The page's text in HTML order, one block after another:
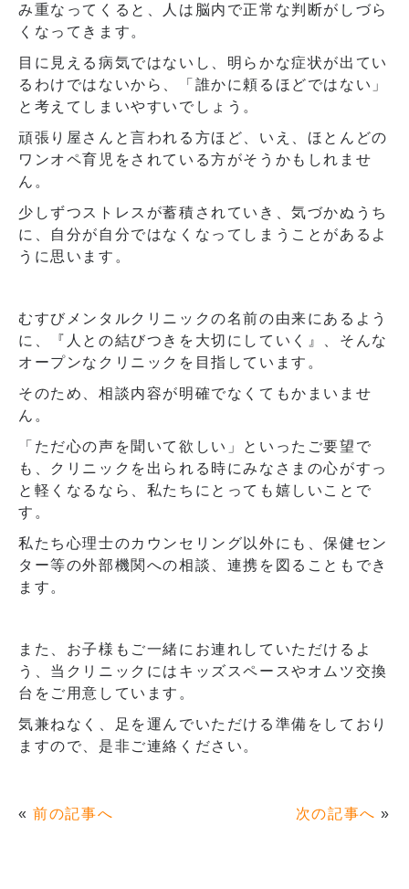
み重なってくると、人は脳内で正常な判断がしづら
くなってきます。
目に見える病気ではないし、明らかな症状が出てい
るわけではないから、「誰かに頼るほどではない」
と考えてしまいやすいでしょう。
頑張り屋さんと言われる方ほど、いえ、ほとんどの
ワンオペ育児をされている方がそうかもしれませ
ん。
少しずつストレスが蓄積されていき、気づかぬうち
に、自分が自分ではなくなってしまうことがあるよ
うに思います。
むすびメンタルクリニックの名前の由来にあるよう
に、『人との結びつきを大切にしていく』、そんな
オープンなクリニックを目指しています。
そのため、相談内容が明確でなくてもかまいませ
ん。
「ただ心の声を聞いて欲しい」といったご要望で
も、クリニックを出られる時にみなさまの心がすっ
と軽くなるなら、私たちにとっても嬉しいことで
す。
私たち心理士のカウンセリング以外にも、保健セン
ター等の外部機関への相談、連携を図ることもでき
ます。
また、お子様もご一緒にお連れしていただけるよ
う、当クリニックにはキッズスペースやオムツ交換
台をご用意しています。
気兼ねなく、足を運んでいただける準備をしており
ますので、是非ご連絡ください。
«前の記事へ 次の記事へ »